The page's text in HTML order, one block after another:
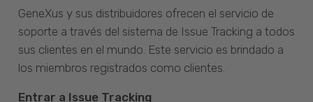
GeneXus y sus distribuidores ofrecen el servicio de
soporte a través del sistema de Issue Tracking a todos
sus clientes en el mundo. Este servicio es brindado a
los miembros registrados como clientes.
Entrar a Issue Tracking